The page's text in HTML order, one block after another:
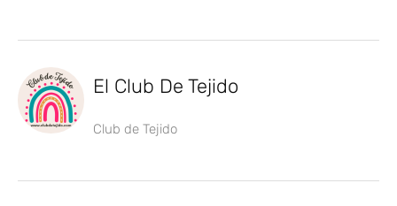
El Club De Tejido
Club de Tejido